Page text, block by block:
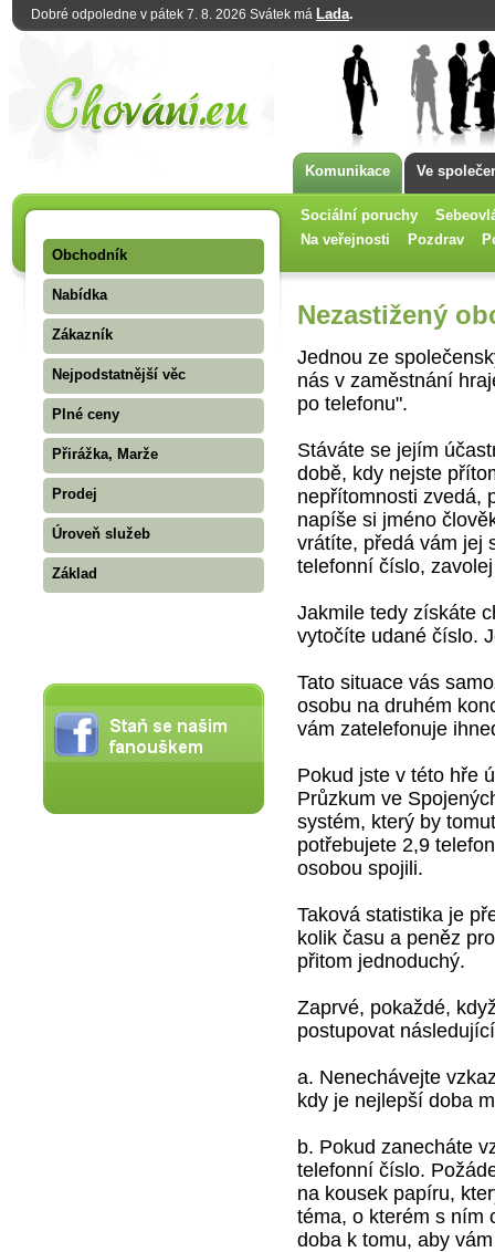
Dobré odpoledne v pátek 7. 8. 2026 Svátek má Lada.
Komunikace Ve
Sociální poruchy
Na veřejnosti
Pozdrav
Obchodník
Nabídka
Zákazník
Nejpodstatnější věc
Plné ceny
Přirážka, Marže
Prodej
Úroveň služeb
Základ
Nezastižený
Jednou ze
nás v zaměstnání
po telefonu".
Stáváte se jejím
době, kdy nejste
nepřítomnosti zvedá,
napíše si jméno
vrátíte, předá vám jej
telefonní číslo,
Jakmile tedy získáte
vytočíte udané číslo.
Tato situace vás
osobu na druhém
vám zatelefonuje
Pokud jste v této hře
Průzkum ve
systém, který by
potřebujete 2,9
osobou spojili.
Taková statistika je
kolik času a peněz
přitom jednoduchý.
Zaprvé, pokaždé,
postupovat
a. Nenechávejte
kdy je nejlepší doba
b. Pokud zanecháte
telefonní číslo.
na kousek papíru,
téma, o kterém s ním
doba k tomu, aby